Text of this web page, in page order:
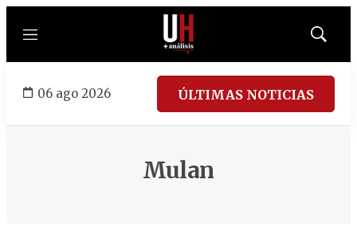
Menú
Mostrar
06 ago 2026 ÚLTIMAS NOTICIAS
Mulan